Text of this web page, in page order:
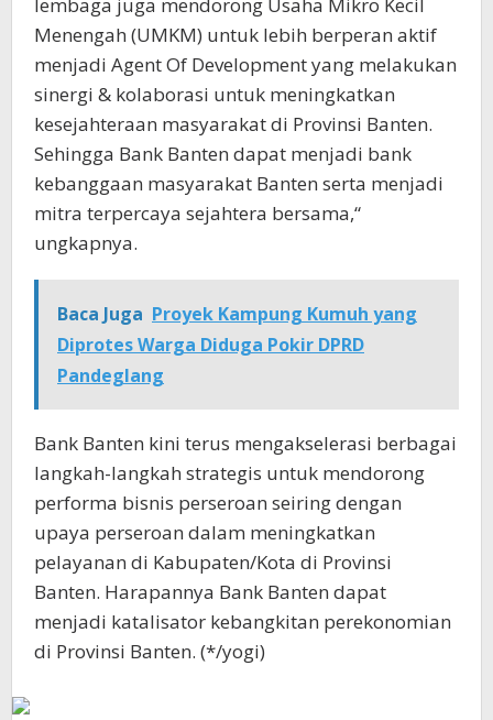
lembaga juga mendorong Usaha Mikro Kecil
Menengah (UMKM) untuk lebih berperan aktif
menjadi Agent Of Development yang melakukan
sinergi & kolaborasi untuk meningkatkan
kesejahteraan masyarakat di Provinsi Banten.
Sehingga Bank Banten dapat menjadi bank
kebanggaan masyarakat Banten serta menjadi
mitra terpercaya sejahtera bersama,“
ungkapnya.
Baca Juga Proyek Kampung Kumuh yang
Diprotes Warga Diduga Pokir DPRD
Pandeglang
Bank Banten kini terus mengakselerasi berbagai
langkah-langkah strategis untuk mendorong
performa bisnis perseroan seiring dengan
upaya perseroan dalam meningkatkan
pelayanan di Kabupaten/Kota di Provinsi
Banten. Harapannya Bank Banten dapat
menjadi katalisator kebangkitan perekonomian
di Provinsi Banten. (*/yogi)